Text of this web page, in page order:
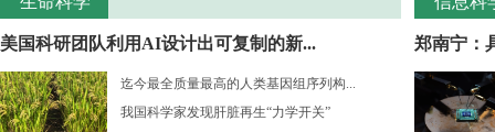
美国科研团队利用AI设计出可复制的新...
迄今最全质量最高的人类基因组序列构...
我国科学家发现肝脏再生“力学开关”
郑南宁：